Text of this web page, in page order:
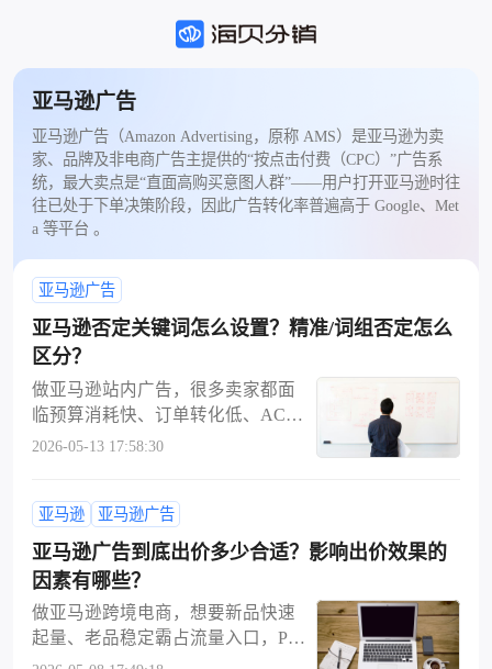
亚马逊广告
亚马逊广告（Amazon Advertising，原称 AMS）是亚马逊为卖
家、品牌及非电商广告主提供的“按点击付费（CPC）”广告系
统，最大卖点是“直面高购买意图人群”——用户打开亚马逊时往
往已处于下单决策阶段，因此广告转化率普遍高于 Google、Met
a 等平台 。
亚马逊广告
亚马逊否定关键词怎么设置？精准/词组否定怎么
区分？
做亚马逊站内广告，很多卖家都面
临预算消耗快、订单转化低、ACoS
居高不下的难题。其实大部分情况
浪费广告预算。想要优化亚马逊 PP
C 广告投放效果，最省心也最高效
的方式，就是合理运用否定关键
词。很多新手卖家只知道投放核心
流量词，却忽略了屏蔽低意向、不
精准、无转化的搜索词，导致广告
2026-05-13 17:58:30
亚马逊 亚马逊广告
亚马逊广告到底出价多少合适？影响出价效果的
因素有哪些？
做亚马逊跨境电商，想要新品快速
起量、老品稳定霸占流量入口，PP
C 广告出价是绕不开的核心环节。